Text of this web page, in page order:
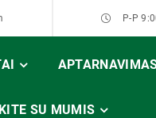
P-P
SU MUMIS